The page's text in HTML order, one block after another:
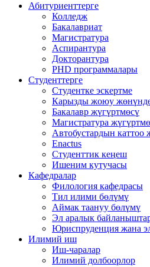
Абитуриенттерге
Колледж
Бакалавриат
Магистратура
Аспирантура
Докторантура
PHD программалары
Студенттерге
Студентке эскертме
Карызды жоюу
Бакалавр жүгүртмөсү
Магистратура
Автобустардын каттоо
Enactus
Студенттик кеңеш
Ишеним кутучасы
Кафедралар
Филология кафедрасы
Тил илими бөлүмү
Аймак таануу бөлүмү
Эл аралык
Юриспруденция жана
Илимий иш
Иш-чаралар
Илимий долбоорлор